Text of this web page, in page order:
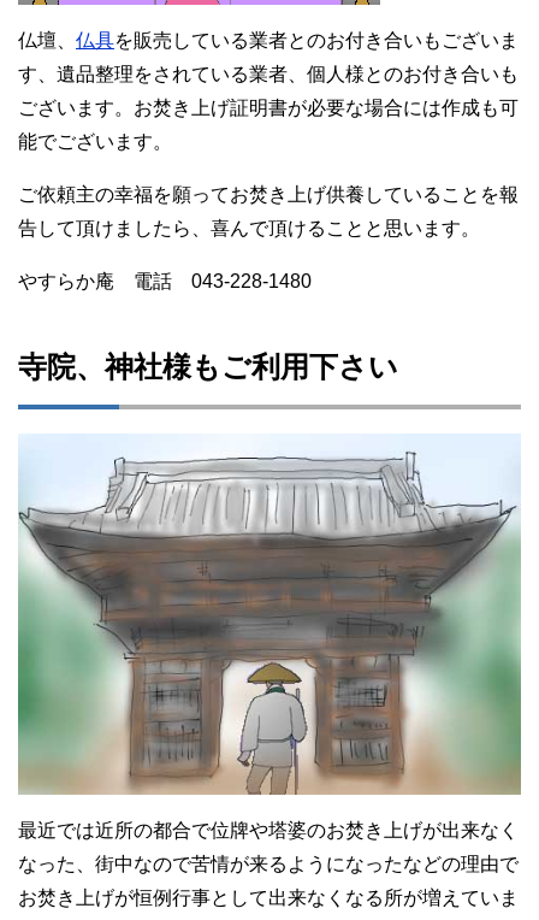
仏壇、 仏具を販売している業者とのお付き合いもございま
す、遺品整理をされている業者、個人様とのお付き合いも
ございます。お焚き上げ証明書が必要な場合には作成も可
能でございます。
ご依頼主の幸福を願ってお焚き上げ供養していることを報
告して頂けましたら、喜んで頂けることと思います。
やすらか庵 電話 043-228-1480
寺院、神社様もご利用下さい
最近では近所の都合で位牌や塔婆のお焚き上げが出来なく
なった、街中なので苦情が来るようになったなどの理由で
お焚き上げが恒例行事として出来なくなる所が増えていま